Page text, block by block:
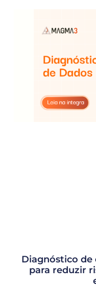
Diagnóstico de
para reduzir